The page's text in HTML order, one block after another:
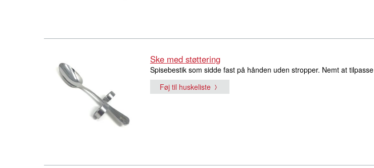
Ske med støttering
Spisebestik som sidde fast på hånden uden stropper. Nemt at tilpasse
Føj til huskeliste